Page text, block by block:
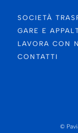
SOCIETÀ
GARE E
LAVORA CON
CONTATTI
©